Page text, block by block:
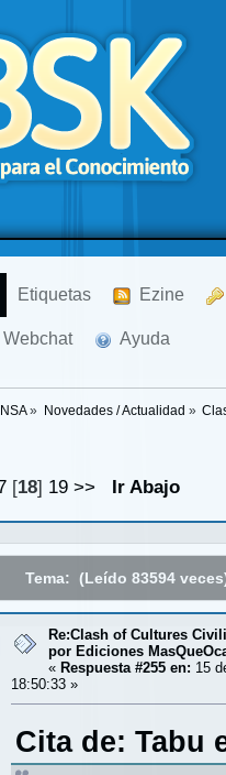
Etiquetas Ezine
Webchat Ayuda
» Novedades / Actualidad »
[18] 19 >> Ir Abajo
Tema: (Leído 83594
Re:Clash of Cultures
por Ediciones
« Respuesta #255 en: 15
18:50:33 »
Cita de: Tabu